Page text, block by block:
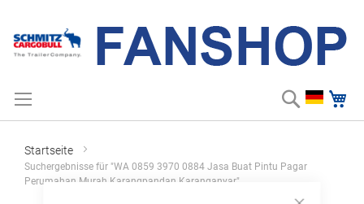
Zum
Inhalt
Suche
Suchbegriff
Startseite
Suchergebnisse für "WA 0859 3970 0884 Jasa Buat Pintu Pagar
Perumahan Murah Karangpandan Karanganyar"